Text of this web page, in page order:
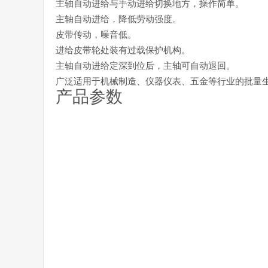
主轴自动进给与手动进给切换地方，操作简单。
主轴自动进给，降低劳动强度。
皮带传动，噪音低。
进给皮带轮处装有过载保护机构。
主轴自动进给定深到位后，主轴可自动退回。
广泛适用于机械制造、仪器仪表、五金等行业的批量
产品参数